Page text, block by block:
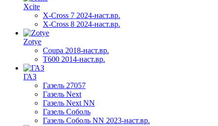
Xcite
X-Cross 7 2024-наст.вр.
X-Cross 8 2024-наст.вр.
Zotye
Coupa 2018-наст.вр.
T600 2014-наст.вр.
ГАЗ
Газель 27057
Газель Next
Газель Next NN
Газель Соболь
Газель Соболь NN 2023-наст.вр.